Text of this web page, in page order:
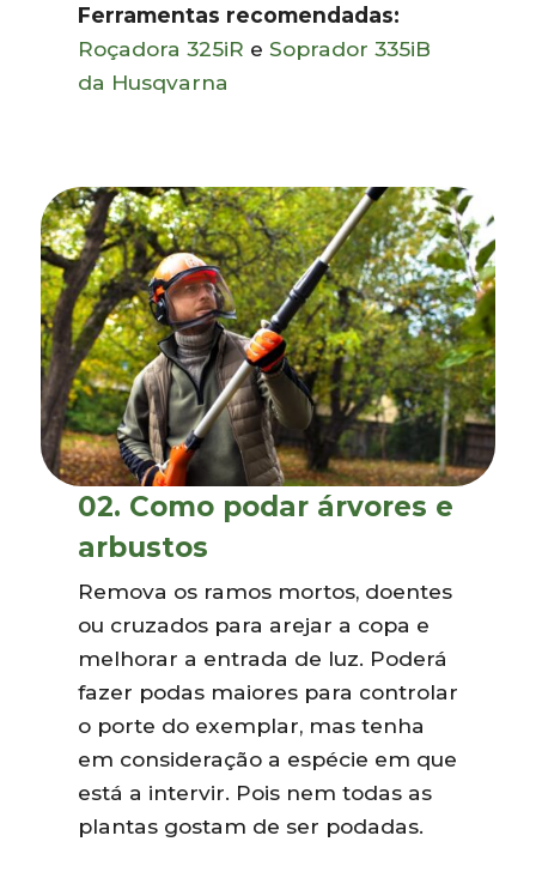
Ferramentas recomendadas:
Roçadora 325iR e Soprador 335iB
da Husqvarna
02. Como podar árvores e
arbustos
Remova os ramos mortos, doentes
ou cruzados para arejar a copa e
melhorar a entrada de luz. Poderá
fazer podas maiores para controlar
o porte do exemplar, mas tenha
em consideração a espécie em que
está a intervir. Pois nem todas as
plantas gostam de ser podadas.